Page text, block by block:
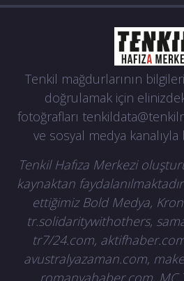
Tenkil mağdurlarının
doğrulamak için
fotoğrafları
ve sosyal medya
Tenkil Hafıza Merkezi
kaynaktan
ettiğimiz Bold Medya,
tr.solidaritywithothers,
tr7/24.com,
avustralyazaman.com,
romanyahaber.com, MC